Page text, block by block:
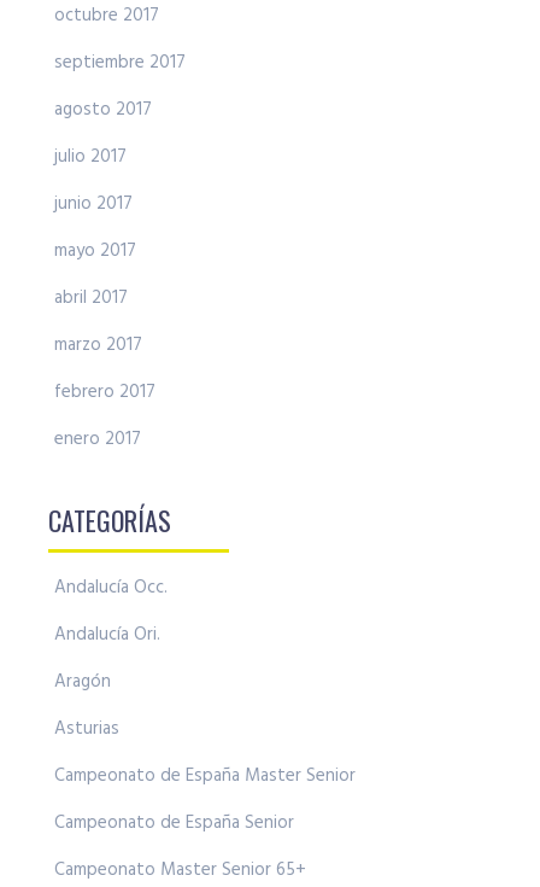
octubre 2017
septiembre 2017
agosto 2017
julio 2017
junio 2017
mayo 2017
abril 2017
marzo 2017
febrero 2017
enero 2017
CATEGORÍAS
Andalucía Occ.
Andalucía Ori.
Aragón
Asturias
Campeonato de España Master Senior
Campeonato de España Senior
Campeonato Master Senior 65+